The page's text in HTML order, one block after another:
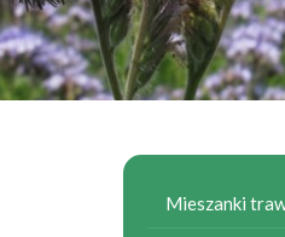
Mieszanki